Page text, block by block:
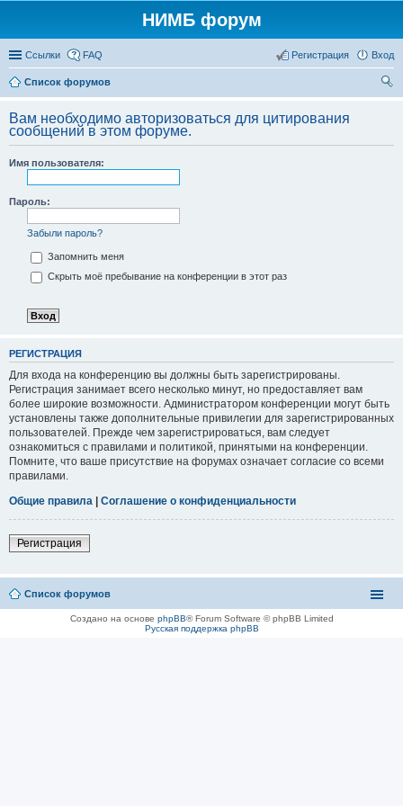
НИМБ форум
Ссылки FAQ Вход
Регистрация
Список форумов
Вам необходимо авторизоваться для цитирования
сообщений в этом форуме.
Имя пользователя:
Пароль:
Забыли пароль?
Запомнить меня
Скрыть моё пребывание на конференции в этот раз
РЕГИСТРАЦИЯ
Для входа на конференцию вы должны быть зарегистрированы.
Регистрация занимает всего несколько минут, но предоставляет вам
более широкие возможности. Администратором конференции могут быть
установлены также дополнительные привилегии для зарегистрированных
пользователей. Прежде чем зарегистрироваться, вам следует
ознакомиться с правилами и политикой, принятыми на конференции.
Помните, что ваше присутствие на форумах означает согласие со всеми
правилами.
Общие правила | Соглашение о конфиденциальности
Регистрация
Список форумов
Создано на основе phpBB® Forum Software © phpBB Limited
Русская поддержка phpBB